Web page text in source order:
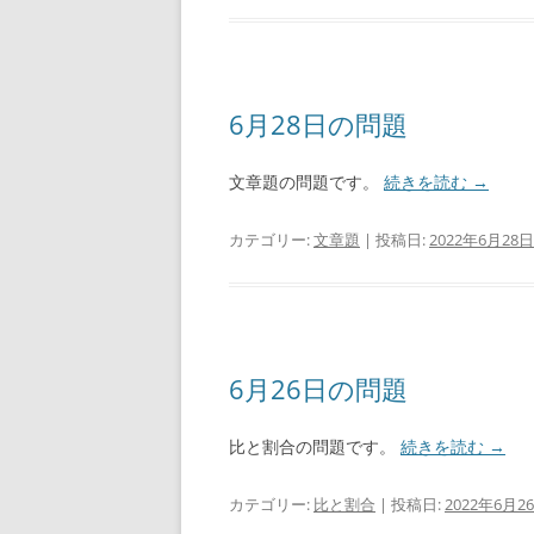
6月28日の問題
文章題の問題です。 続きを読む →
カテゴリー:文章題 | 投稿日:2022年6月28日
6月26日の問題
比と割合の問題です。 続きを読む →
カテゴリー: 比と割合 | 投稿日:2022年6月